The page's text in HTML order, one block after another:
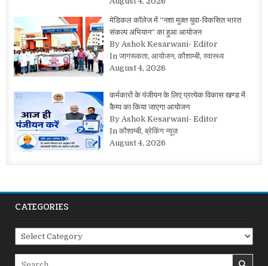
मेडिकल कॉलेज में “नशा मुक्त युवा-विकसित भारत
संकल्प अभियान“ का हुआ आयोजन
By Ashok Kesarwani- Editor
In जागरूकता, आयोजन, कौशाम्बी, स्वास्थ्य
August 4, 2026
कर्मकारों के पंजीयन के लिए प्रत्येक विकास खण्ड में
कैम्प का किया जाएगा आयोजन
By Ashok Kesarwani- Editor
In कौशाम्बी, ब्रेकिंग न्यूज़
August 4, 2026
CATEGORIES
Categories